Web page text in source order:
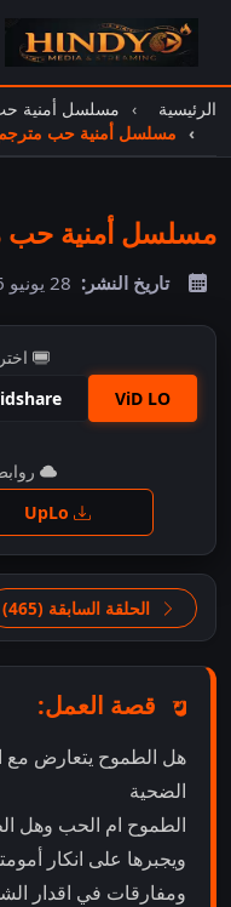
الرئيسية
مسلسل أمنية
مسلسل أمنية حب مترجم
مسلسل أمنية حب
تاريخ النشر: 28 يونيو 2026
ViD LO
الحلقة السابقة (465)
قصة العمل:
هل الطموح يتعارض
الضحية
الطموح ام الحب وهل
ويجبرها على انكار
ومفارقات في اقدار